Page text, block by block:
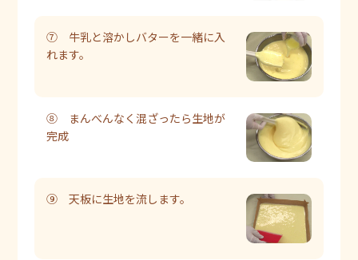
⑦ 牛乳と溶かしバターを一緒に入
れます。
⑧ まんべんなく混ざったら生地が
完成
⑨ 天板に生地を流します。